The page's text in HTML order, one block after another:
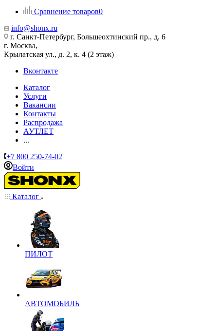
Сравнение товаров0
info@shonx.ru
г. Санкт-Петербург, Большеохтинский пр., д. 6
г. Москва,
Крылатская ул., д. 2, к. 4 (2 этаж)
Вконтакте
Каталог
Услуги
Вакансии
Контакты
Распродажа
АУТЛЕТ
...
+7 800 250-74-02
Войти
Каталог
ПИЛОТ
АВТОМОБИЛЬ